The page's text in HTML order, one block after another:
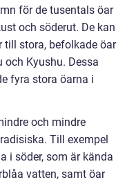
för de tusentals öar
och söderut. De kan
stora, befolkade öar
och Kyushu. Dessa
fyra stora öarna i
och mindre
Till exempel
i söder, som är kända
vatten, samt öar